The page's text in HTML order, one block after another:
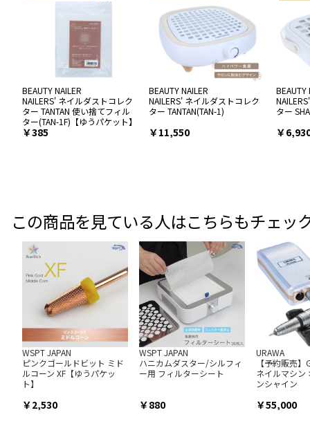
BEAUTY NAILER
NAILERS' ネイルダストコレク
ター TANTAN 使い捨てフィル
ター(TAN-1F)【ゆうパケット】
￥385
BEAUTY NAILER
NAILERS' ネイルダストコレク
ター TANTAN(TAN-1)
￥11,550
BEAUTY
ター
￥
この商品を見ている人はこちらもチェッ
WSPT JAPAN
ピンクゴールドビット ミド
ルコーン XF【ゆうパケッ
ト】
2,530
WSPT JAPAN
ハニカムダスター/シルフィ
ー用 フィルターシート
880
URAWA
【予約販売
ネイルマシン
ンシャイン
55,000